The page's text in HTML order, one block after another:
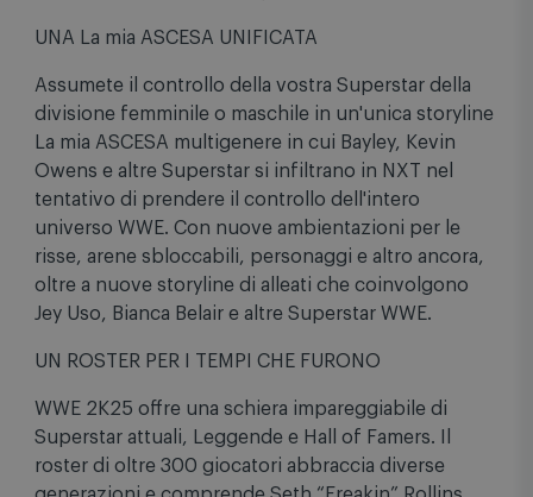
UNA La mia ASCESA UNIFICATA
Assumete il controllo della vostra Superstar della
divisione femminile o maschile in un'unica storyline
La mia ASCESA multigenere in cui Bayley, Kevin
Owens e altre Superstar si infiltrano in NXT nel
tentativo di prendere il controllo dell'intero
universo WWE. Con nuove ambientazioni per le
risse, arene sbloccabili, personaggi e altro ancora,
oltre a nuove storyline di alleati che coinvolgono
Jey Uso, Bianca Belair e altre Superstar WWE.
UN ROSTER PER I TEMPI CHE FURONO
WWE 2K25 offre una schiera impareggiabile di
Superstar attuali, Leggende e Hall of Famers. Il
roster di oltre 300 giocatori abbraccia diverse